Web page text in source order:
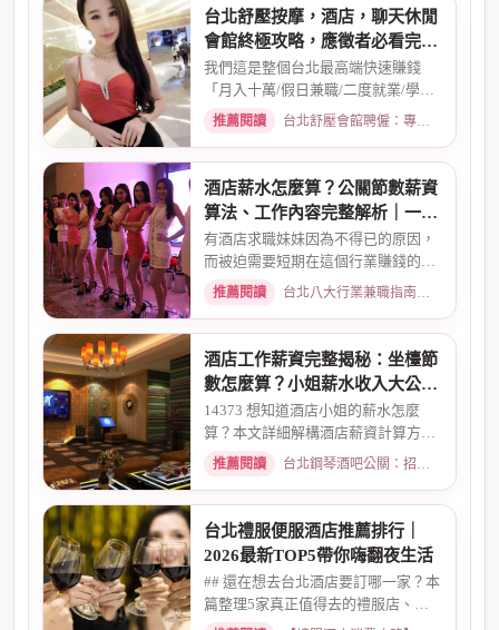
台北舒壓按摩，酒店，聊天休閒
會館終極攻略，應徵者必看完整
指南
我們這是整個台北最高端快速賺錢
「月入十萬/假日兼職/二度就業/學生
兼職/八大廣告/林森北路KTV酒...
推薦閱讀 台北舒壓會館聘僱：專業按摩師職缺與職涯規劃 · 2026-01-07
酒店薪水怎麼算？公關節數薪資
算法、工作內容完整解析｜一次
搞懂收入結構
有酒店求職妹妹因為不得已的原因，
而被迫需要短期在這個行業賺錢的時
候而環境又你文章提到的那麼...
推薦閱讀 台北八大行業兼職指南：熱門職缺與求職須知 · 2026-02-13
酒店工作薪資完整揭秘：坐檯節
數怎麼算？小姐薪水收入大公開
｜2026最新
14373 想知道酒店小姐的薪水怎麼
算？本文詳細解構酒店薪資計算方
式，從「坐檯節數」的基本概念、...
推薦閱讀 台北鋼琴酒吧公關：招募條件與工作環境介紹 · 2026-03-09
台北禮服便服酒店推薦排行｜
2026最新TOP5帶你嗨翻夜生活
## 還在想去台北酒店要訂哪一家？本
篇整理5家真正值得去的禮服店、便
服店，從氣氛、小姐素質、消...